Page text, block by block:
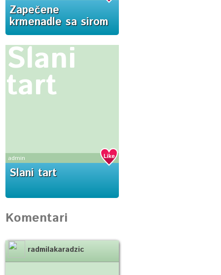
Zapečene
krmenadle sa sirom
Slani
tart
admin
Slani tart
Komentari
radmilakaradzic